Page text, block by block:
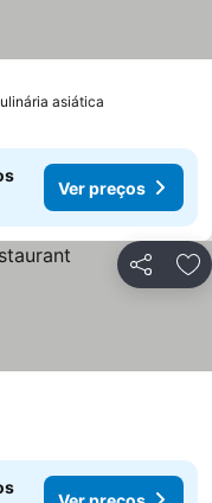
asiática
Ver preços
Partilhar